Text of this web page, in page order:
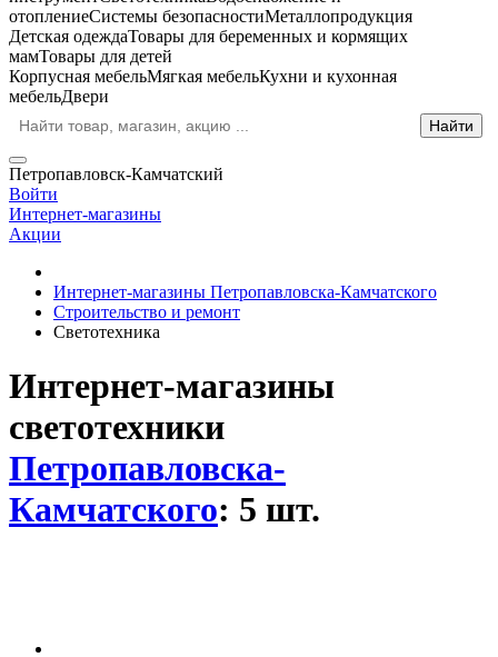
отоплениеСистемы безопасностиМеталлопродукция
Детская одеждаТовары для беременных и кормящих
мамТовары для детей
Корпусная мебельМягкая мебельКухни и кухонная
мебельДвери
Петропавловск-Камчатский
Войти
Интернет-магазины
Акции
Интернет-магазины Петропавловска-Камчатского
Строительство и ремонт
Светотехника
Интернет-магазины
светотехники
Петропавловска-
Камчатского: 5 шт.